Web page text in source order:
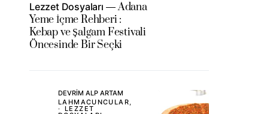
Lezzet Dosyaları
Adana
Yeme İçme Rehberi :
Kebap ve Şalgam Festivali
Öncesinde Bir Seçki
DEVRIM ALP ARTAM
LAHMACUNCULAR
LEZZET